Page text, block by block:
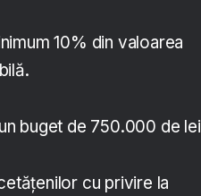
10% din valoarea
buget de 750.000 de
cu privire la